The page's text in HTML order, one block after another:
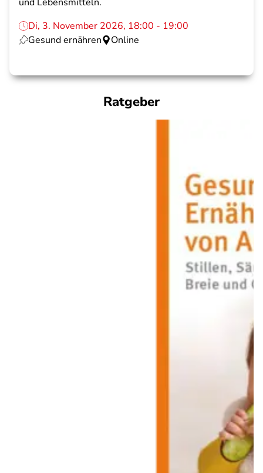
Di, 3. November 2026, 18:00 - 19:00
Gesund ernähren
Online
Ratgeber